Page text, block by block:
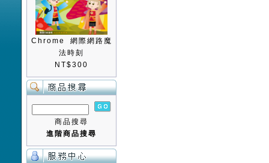
Chrome 網際網路魔
法時刻
NT$300
商品搜尋
進階商品搜尋